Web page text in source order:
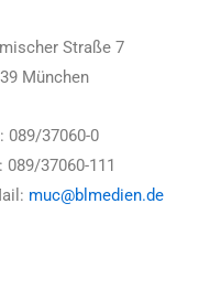
Straße 7
München
089/37060-0
089/37060-111
muc@blmedien.de